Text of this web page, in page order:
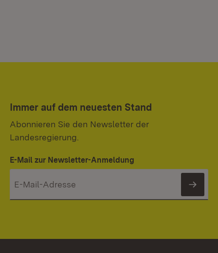
Immer auf dem neuesten Stand
Abonnieren Sie den Newsletter der
Landesregierung.
E-Mail zur Newsletter-Anmeldung